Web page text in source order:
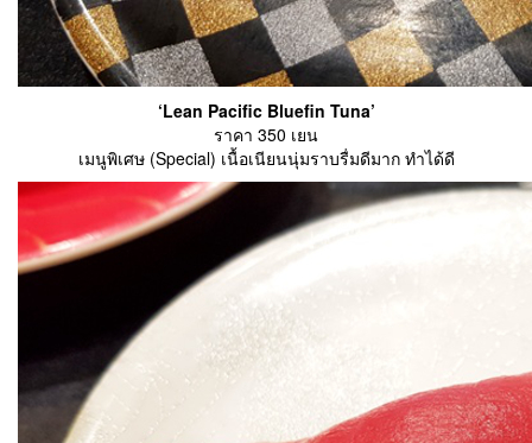
‘Lean Pacific Bluefin Tuna’
ราคา 350 เยน
เมนูพิเศษ (Special) เนื้อเนียนนุ่มราบรื่มดีมาก ทำได้ดี